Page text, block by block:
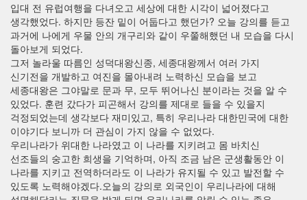
입대 전 유럽여행을 다녀오고 세상에 대한 시각이 넓어졌다고
생각했었다. 하지만 등잔 밑이 어둡다고 했던가? 오늘 강의를 듣고
과거에 나에게 우물 안의 개구리와 같이 우쭐해했던 내 모습을 다시
돌아보게 되었다.
그저 놀라울 따름인 성덕대왕신종, 세종대왕께서 여러 가지
신기전을 개발하고 여진을 몰아내려 노력하신 모습을 보고
세종대왕은 그야말로 문과 무, 모두 뛰어나신 분이라는 것을 알 수
있었다. 훈련 갔다가 피곤해서 강의를 제대로 들을 수 있을지
걱정되었는데 생각보다 재미있고, 특히 우리나라 대한민국에 대한
이야기다 보니까 더 관심이 가지 않을 수 없었다.
우리나라가 위대한 나라였고 이 나라를 지키려고 몸 바치신
선조들의 숭고한 희생을 기억하며, 아직 조금 남은 군생활동안 이
나라를 지키고 전역하더라도 이 나라가 유지될 수 있고 발전할 수
있도록 노력해야겠다.​ 오늘의 강의로 외국인이 우리나라에 대해